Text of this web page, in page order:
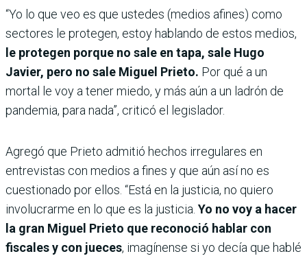
“Yo lo que veo es que ustedes (medios afines) como
sectores le protegen, estoy hablando de estos medios,
le protegen porque no sale en tapa, sale Hugo
Javier, pero no sale Miguel Prieto. Por qué a un
mortal le voy a tener miedo, y más aún a un ladrón de
pandemia, para nada”, criticó el legislador.
Agregó que Prieto admitió hechos irregulares en
entrevistas con medios a fines y que aún así no es
cuestionado por ellos. “Está en la justicia, no quiero
involucrarme en lo que es la justicia. Yo no voy a hacer
la gran Miguel Prieto que reconoció hablar con
fiscales y con jueces, imagínense si yo decía que hablé